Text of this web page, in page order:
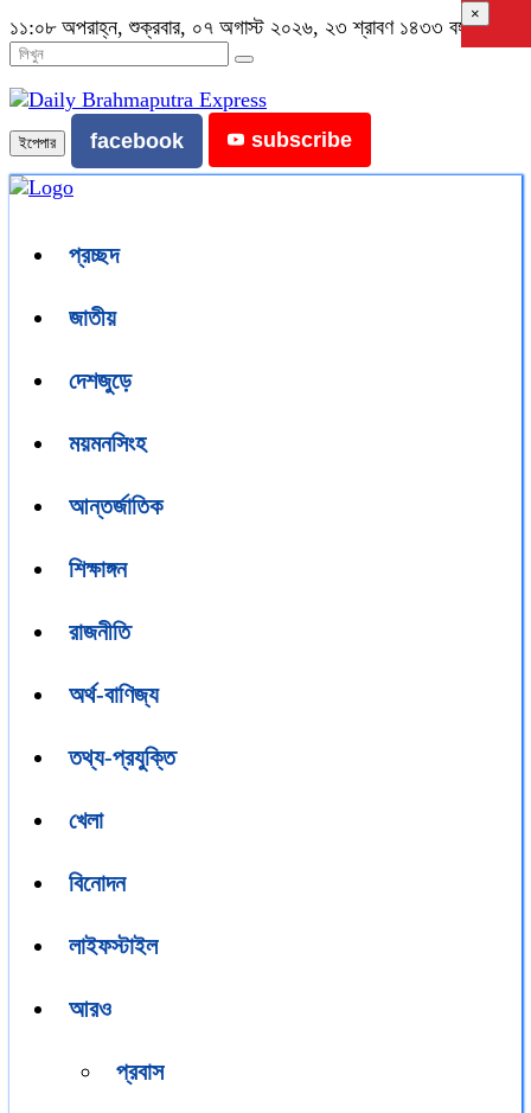
১১:০৮ অপরাহ্ন, শুক্রবার, ০৭ অগাস্ট ২০২৬, ২৩ শ্রাবণ ১৪৩৩ বঙ্গাব্দ
ইপেপার facebook subscribe
প্রচ্ছদ
জাতীয়
দেশজুড়ে
ময়মনসিংহ
আন্তর্জাতিক
শিক্ষাঙ্গন
রাজনীতি
অর্থ-বাণিজ্য
তথ্য-প্রযুক্তি
খেলা
বিনোদন
লাইফস্টাইল
আরও
প্রবাস
×